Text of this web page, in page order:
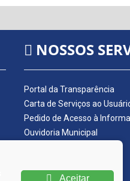
NOSSOS
Portal da Transparência
Carta de Serviços ao
Pedido de Acesso à
Ouvidoria Municipal
Nota Fiscal Eletrônica
Aceitar